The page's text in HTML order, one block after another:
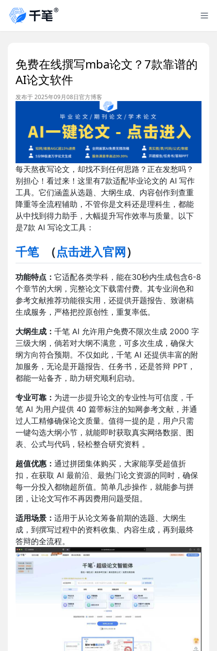
免费在线撰写mba论文？7款靠谱的
AI论文软件
发布于 2025年09月08日官方博客
每天熬夜写论文，却找不到任何思路？正在发愁吗？
别担心！看过来！这里有7款适配毕业论文的 AI 写作
工具。它们涵盖从选题、大纲生成、内容创作到查重
降重等全流程辅助，不管你是文科还是理科生，都能
从中找到得力助手，大幅提升写作效率与质量。以下
是7款 AI 写论文工具：
千笔（点击进入官网 ）
功能特点： 它适配各类学科，能在30秒内生成包含6-8
个章节的大纲，完整论文下载需付费。其专业润色和
参考文献推荐功能很实用，还提供开题报告、致谢稿
生成服务，严格把控原创性，重复率低。​
大纲生成： 千笔 AI 允许用户免费不限次生成 2000 字
三级大纲，倘若对大纲不满意，可多次生成，确保大
纲方向符合预期。不仅如此，千笔 AI 还提供丰富的附
加服务，无论是开题报告、任务书，还是答辩 PPT，
都能一站备齐，助力研究顺利启动。​
专业可靠： 为进一步提升论文的专业性与可信度，千
笔 AI 为用户提供 40 篇带标注的知网参考文献，并通
过人工精修确保论文质量。值得一提的是，用户只需
一键勾选大纲小节，就能即时获取真实网络数据、图
表、公式与代码，轻松整合研究资料 。​
超值优惠： 通过拼团集体购买，大家能享受超值折
扣，在获取 AI 最前沿、最热门论文资源的同时，确保
每一分投入都物超所值。简单几步操作，就能参与拼
团，让论文写作不再因费用问题受阻。
适用场景： 适用于从论文筹备前期的选题、大纲生
成，到撰写过程中的资料收集、内容生成，再到最终
答辩的全流程。